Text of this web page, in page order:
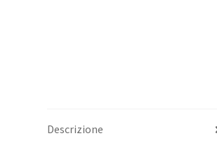
Descrizione